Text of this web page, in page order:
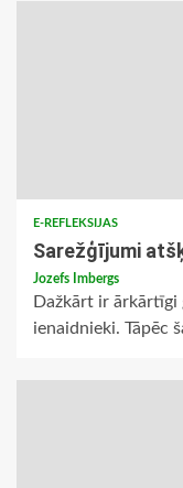
E-REFLEKSIJAS
Sarežģījumi
Jozefs Imbergs
Dažkārt ir
ienaidnieki. Tāpēc